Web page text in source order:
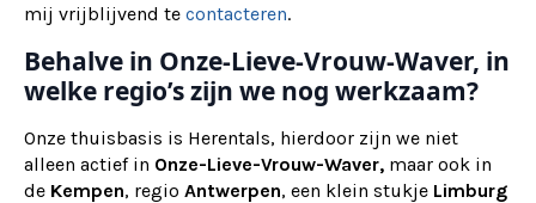
mij vrijblijvend te contacteren.
Behalve in Onze-Lieve-Vrouw-Waver, in
welke regio’s zijn we nog werkzaam?
Onze thuisbasis is Herentals, hierdoor zijn we niet
alleen actief in Onze-Lieve-Vrouw-Waver, maar ook in
de Kempen, regio Antwerpen, een klein stukje Limburg